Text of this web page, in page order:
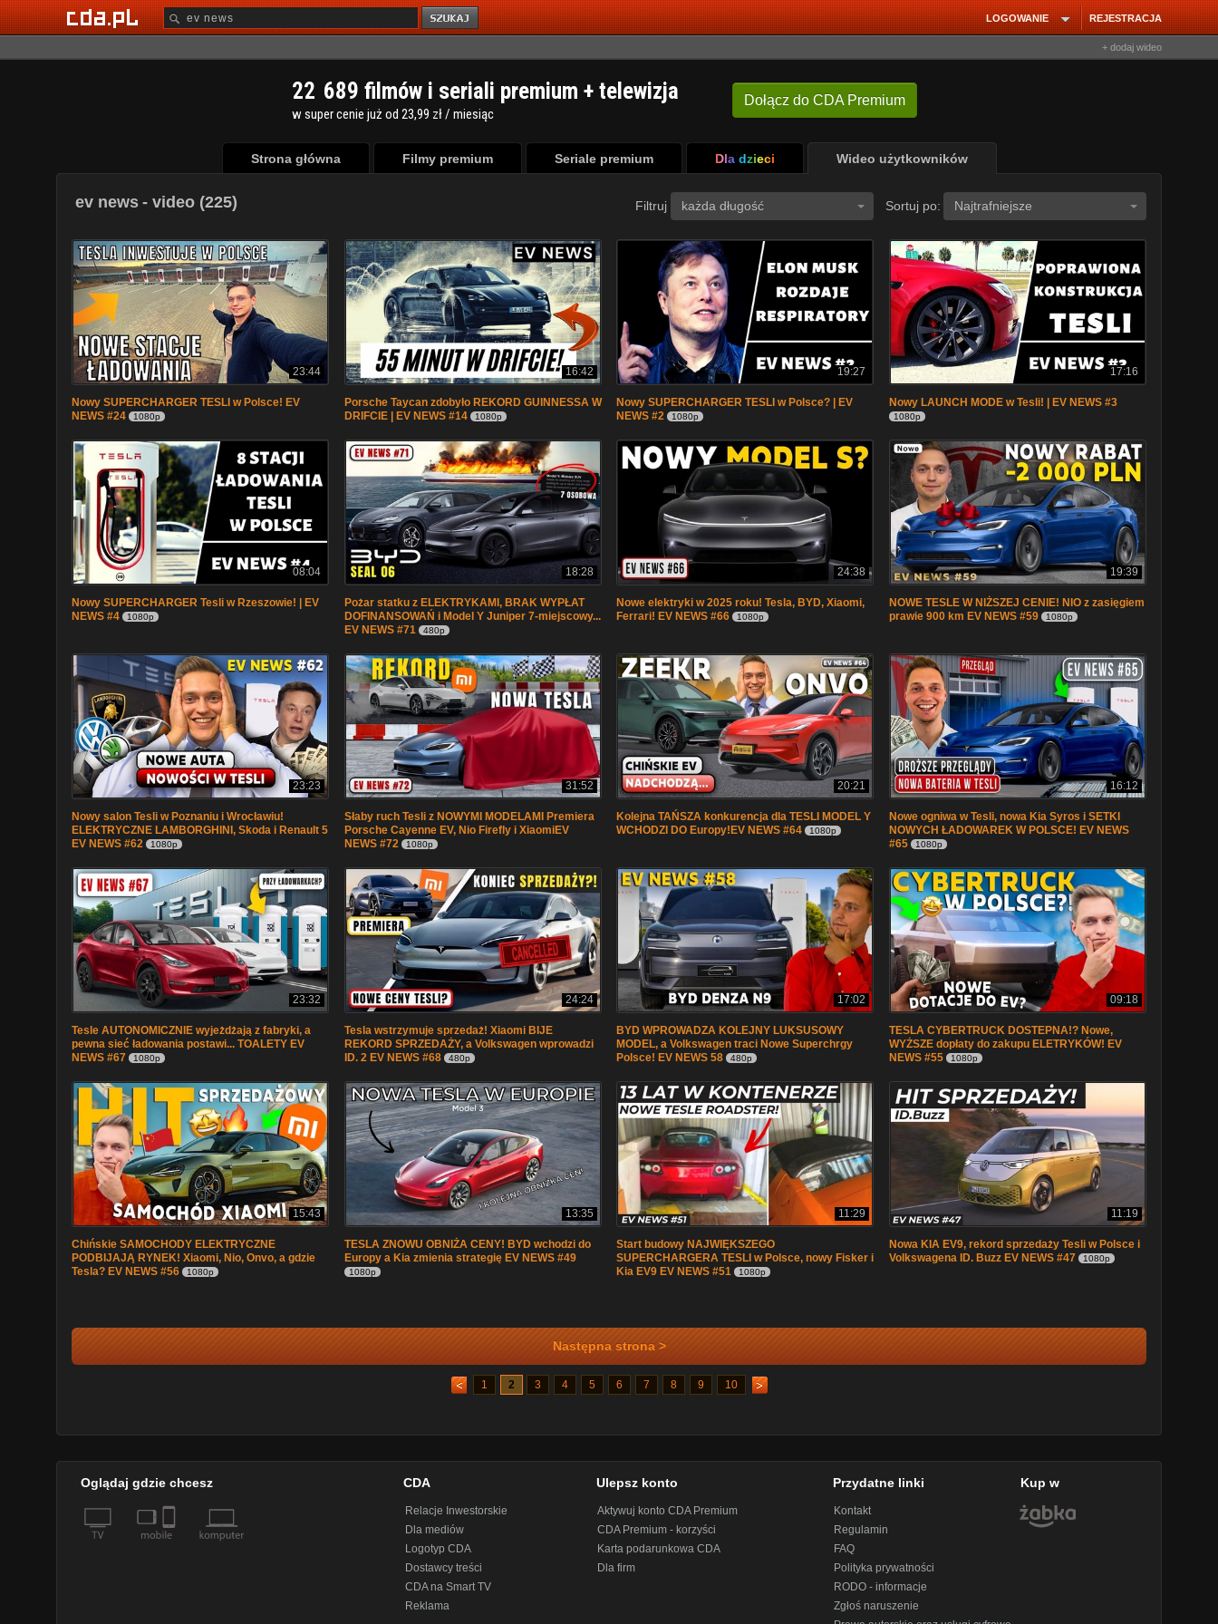
REJESTRACJA
LOGOWANIE
+ dodaj wideo
Dołącz do CDA Premium
22 689 filmów i seriali premium + telewizja
w super cenie już od 23,99 zł / miesiąc
Strona główna Filmy premium Seriale premium Dla dzieci Wideo użytkowników
ev news - video (225) Filtruj każda długość Sortuj po: Najtrafniejsze
23:44
Nowy SUPERCHARGER TESLI w Polsce! EV
NEWS #24
1080p
16:42
Porsche Taycan zdobyło REKORD GUINNESSA W
DRIFCIE | EV NEWS #14
1080p
19:27
Nowy SUPERCHARGER TESLI w Polsce? | EV
NEWS #2
1080p
17:16
Nowy LAUNCH MODE w Tesli! | EV NEWS #3
1080p
08:04
Nowy SUPERCHARGER Tesli w Rzeszowie! | EV
NEWS #4
1080p
18:28
Pożar statku z ELEKTRYKAMI, BRAK WYPŁAT
DOFINANSOWAŃ i Model Y Juniper 7-miejscowy...
EV NEWS #71
480p
24:38
Nowe elektryki w 2025 roku! Tesla, BYD, Xiaomi,
Ferrari! EV NEWS #66
1080p
19:39
NOWE TESLE W NIŻSZEJ CENIE! NIO z zasięgiem
prawie 900 km EV NEWS #59
1080p
23:23
Nowy salon Tesli w Poznaniu i Wrocławiu!
ELEKTRYCZNE LAMBORGHINI, Skoda i Renault 5
EV NEWS #62
1080p
31:52
Słaby ruch Tesli z NOWYMI MODELAMI Premiera
Porsche Cayenne EV, Nio Firefly i XiaomiEV
NEWS #72
1080p
20:21
Kolejna TAŃSZA konkurencja dla TESLI MODEL Y
WCHODZI DO Europy!EV NEWS #64
1080p
16:12
Nowe ogniwa w Tesli, nowa Kia Syros i SETKI
NOWYCH ŁADOWAREK W POLSCE! EV NEWS
#65
1080p
23:32
Tesle AUTONOMICZNIE wyjeżdżają z fabryki, a
pewna sieć ładowania postawi... TOALETY EV
NEWS #67
1080p
24:24
Tesla wstrzymuje sprzedaż! Xiaomi BIJE
REKORD SPRZEDAŻY, a Volkswagen wprowadzi
ID. 2 EV NEWS #68
480p
17:02
BYD WPROWADZA KOLEJNY LUKSUSOWY
MODEL, a Volkswagen traci Nowe Superchrgy
Polsce! EV NEWS 58
480p
09:18
TESLA CYBERTRUCK DOSTEPNA!? Nowe,
WYŻSZE dopłaty do zakupu ELETRYKÓW! EV
NEWS #55
1080p
15:43
Chińskie SAMOCHODY ELEKTRYCZNE
PODBIJAJĄ RYNEK! Xiaomi, Nio, Onvo, a gdzie
Tesla? EV NEWS #56
1080p
13:35
TESLA ZNOWU OBNIŻA CENY! BYD wchodzi do
Europy a Kia zmienia strategię EV NEWS #49
1080p
11:29
Start budowy NAJWIĘKSZEGO
SUPERCHARGERA TESLI w Polsce, nowy Fisker i
Kia EV9 EV NEWS #51
1080p
11:19
Nowa KIA EV9, rekord sprzedaży Tesli w Polsce i
Volkswagena ID. Buzz EV NEWS #47
1080p
Następna strona >
1 2 3 4 5 6 7 8 9 10
Oglądaj gdzie chcesz CDA
Relacje Inwestorskie
Dla mediów
Logotyp CDA
Dostawcy treści
CDA na Smart TV
Reklama
Ulepsz konto
Aktywuj konto CDA Premium
CDA Premium - korzyści
Karta podarunkowa CDA
Dla firm
Przydatne linki
Kontakt
Regulamin
FAQ
Polityka prywatności
RODO - informacje
Zgłoś naruszenie
Kup w